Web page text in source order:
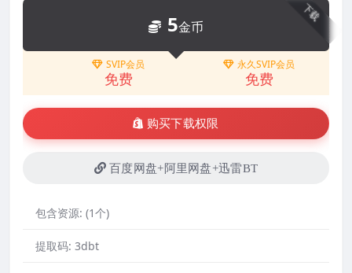
下载
5金币
SVIP会员
免费
永久SVIP会员
免费
购买下载权限
百度网盘+阿里网盘+迅雷BT
包含资源: (1个)
提取码: 3dbt